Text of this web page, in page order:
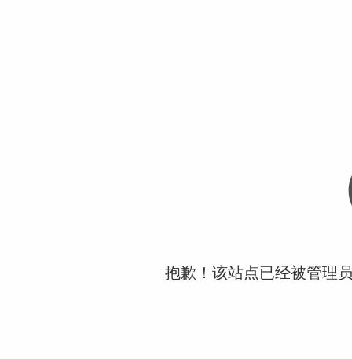
抱歉！该站点已经被管理